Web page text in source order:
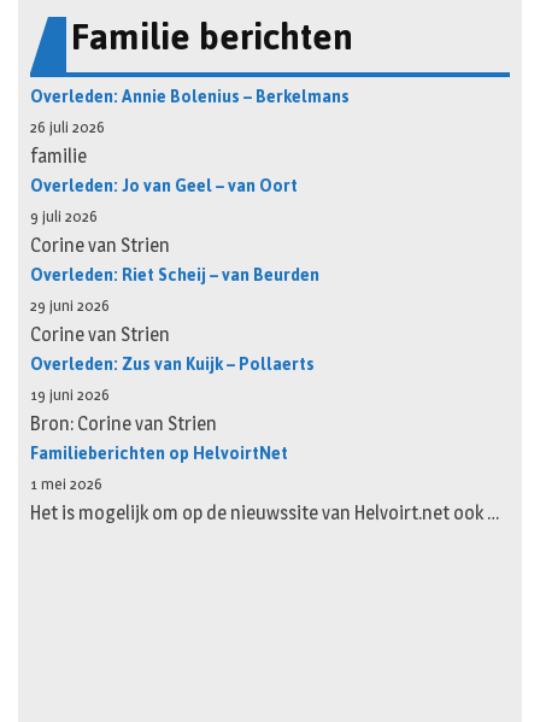
Familie berichten
Overleden: Annie Bolenius – Berkelmans
26 juli 2026
familie
Overleden: Jo van Geel – van Oort
9 juli 2026
Corine van Strien
Overleden: Riet Scheij – van Beurden
29 juni 2026
Corine van Strien
Overleden: Zus van Kuijk – Pollaerts
19 juni 2026
Bron: Corine van Strien
Familieberichten op HelvoirtNet
1 mei 2026
Het is mogelijk om op de nieuwssite van Helvoirt.net ook …